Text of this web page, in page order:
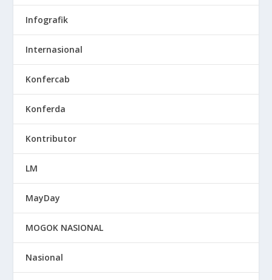
Infografik
Internasional
Konfercab
Konferda
Kontributor
LM
MayDay
MOGOK NASIONAL
Nasional